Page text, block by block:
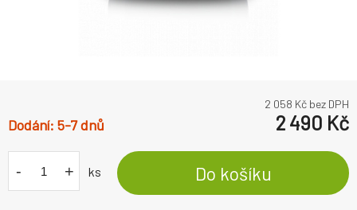
2 058 Kč bez DPH
5-7 dnů 2 490 Kč
- + ks Do košíku